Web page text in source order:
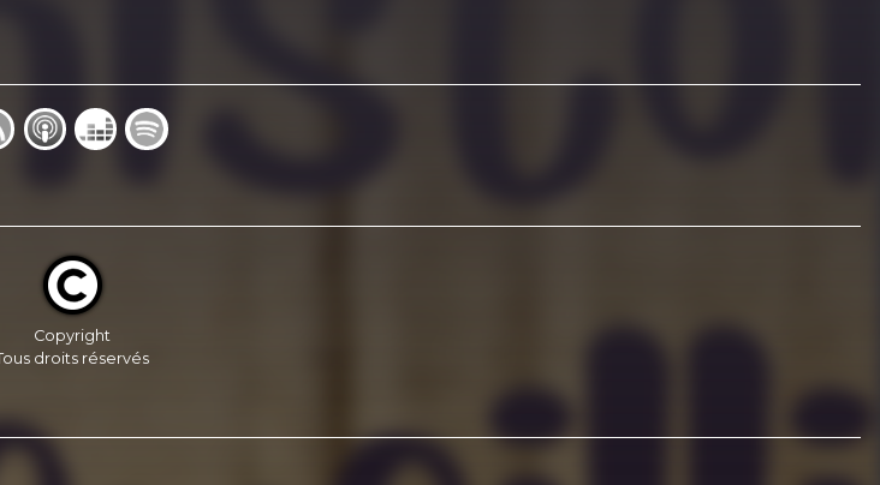
Copyright
droits réservés